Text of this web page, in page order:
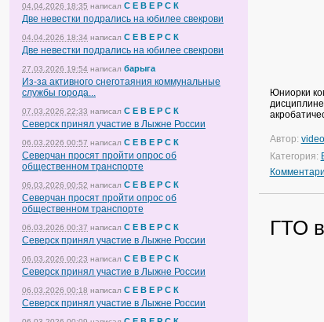
04.04.2026 18:35 написал С Е В Е Р С К
Две невестки подрались на юбилее свекрови
04.04.2026 18:34 написал С Е В Е Р С К
Две невестки подрались на юбилее свекрови
27.03.2026 19:54 написал барыга
Из-за активного снеготаяния коммунальные
службы города...
07.03.2026 22:33 написал С Е В Е Р С К
Северск принял участие в Лыжне России
06.03.2026 00:57 написал С Е В Е Р С К
Северчан просят пройти опрос об
общественном транспорте
06.03.2026 00:52 написал С Е В Е Р С К
Северчан просят пройти опрос об
общественном транспорте
06.03.2026 00:37 написал С Е В Е Р С К
Северск принял участие в Лыжне России
06.03.2026 00:23 написал С Е В Е Р С К
Северск принял участие в Лыжне России
06.03.2026 00:18 написал С Е В Е Р С К
Северск принял участие в Лыжне России
Юниорки
Автор:
Категория:
ГТО